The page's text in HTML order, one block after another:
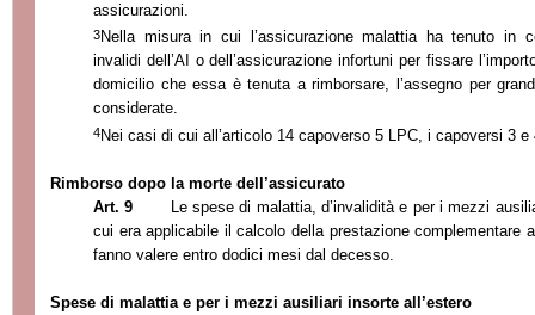
assicurazioni.
3Nella misura in cui l’assicurazione malattia ha tenuto in
invalidi dell’AI o dell’assicurazione infortuni per fissare
domicilio che essa è tenuta a rimborsare, l’assegno per
considerate.
4Nei casi di cui all’articolo 14 capoverso 5 LPC, i capoversi 3
Rimborso dopo la morte dell’assicurato
Art. 9
Le spese di malattia, d’invalidità e per i mezzi
cui era applicabile il calcolo della prestazione complementare
fanno valere entro dodici mesi dal decesso.
Spese di malattia e per i mezzi ausiliari insorte all’estero